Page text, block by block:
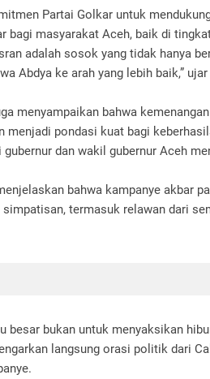
Partai Golkar untuk
bagi masyarakat Aceh, baik di
adalah sosok yang tidak hanya
Abdya ke arah yang lebih baik,”
menyampaikan bahwa
menjadi pondasi kuat bagi
dan wakil gubernur Aceh
bahwa kampanye akbar
termasuk relawan dari
besar bukan untuk menyaksikan
langsung orasi politik dari